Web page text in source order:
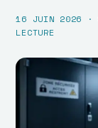
16 JUIN 2026 ·
LECTURE